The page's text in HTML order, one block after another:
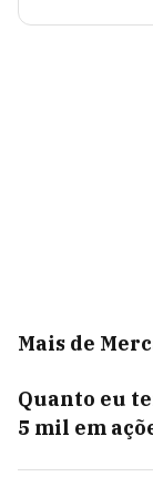
Mais de
Quanto eu
5 mil em